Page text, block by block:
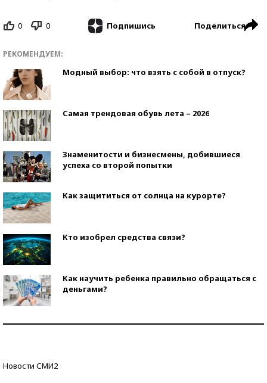
0 0 Подпишись Поделиться
РЕКОМЕНДУЕМ:
Модный выбор: что взять с собой в отпуск?
Самая трендовая обувь лета – 2026
Знаменитости и бизнесмены, добившиеся
успеха со второй попытки
Как защититься от солнца на курорте?
Кто изобрел средства связи?
Как научить ребенка правильно обращаться с
деньгами?
Новости СМИ2